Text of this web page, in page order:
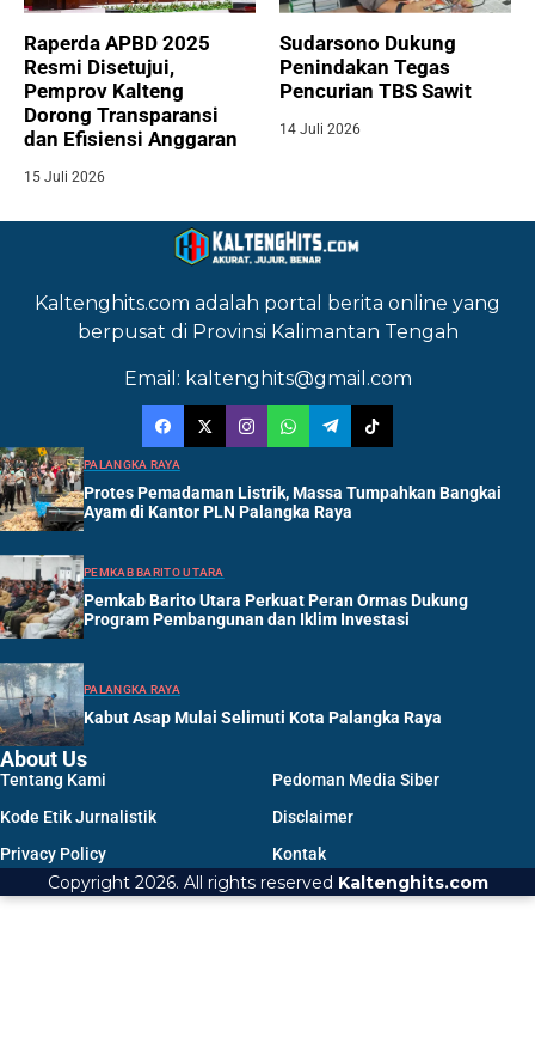
Raperda APBD 2025
Resmi Disetujui,
Pemprov Kalteng
Dorong Transparansi
dan Efisiensi Anggaran
15 Juli 2026
Sudarsono Dukung
Penindakan Tegas
Pencurian TBS Sawit
14 Juli 2026
Kaltenghits.com adalah portal berita online yang
berpusat di Provinsi Kalimantan Tengah
Email: kaltenghits@gmail.com
PALANGKA RAYA
Protes Pemadaman Listrik, Massa Tumpahkan Bangkai
Ayam di Kantor PLN Palangka Raya
PEMKAB BARITO UTARA
Pemkab Barito Utara Perkuat Peran Ormas Dukung
Program Pembangunan dan Iklim Investasi
PALANGKA RAYA
Kabut Asap Mulai Selimuti Kota Palangka Raya
About Us
Tentang Kami
Pedoman Media Siber
Kode Etik Jurnalistik
Disclaimer
Privacy Policy
Kontak
Copyright 2026. All rights reserved Kaltenghits.com